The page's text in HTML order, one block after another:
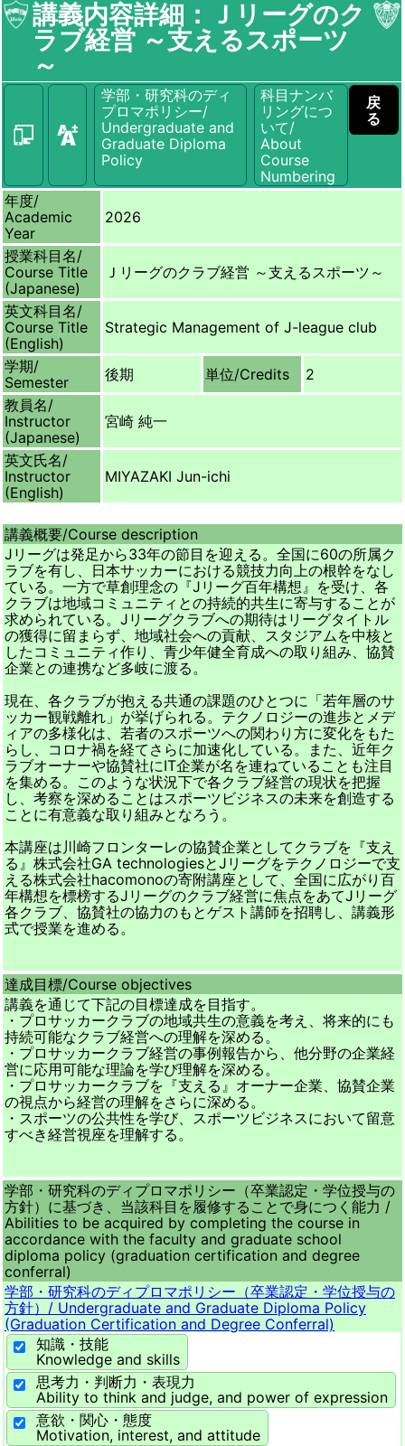
講義内容詳細：Ｊリーグのク
ラブ経営 ～支えるスポーツ
～
学部・研究科のディ
プロマポリシー/
Undergraduate and
Graduate Diploma
Policy
科目ナンバ
リングにつ
いて/
About
Course
Numbering
戻
る
年度/
Academic
Year
2026
授業科目名/
Course Title
(Japanese)
Ｊリーグのクラブ経営 ～支えるスポーツ～
英文科目名/
Course Title
(English)
Strategic Management of J-league club
学期/
Semester
後期 単位/Credits
2
教員名/
Instructor
(Japanese)
宮崎 純一
英文氏名/
Instructor
(English)
MIYAZAKI Jun-ichi
講義概要/Course description
Jリーグは発足から33年の節目を迎える。全国に60の所属ク
ラブを有し、日本サッカーにおける競技力向上の根幹をなし
ている。一方で草創理念の『Jリーグ百年構想』を受け、各
クラブは地域コミュニティとの持続的共生に寄与することが
求められている。Jリーグクラブへの期待はリーグタイトル
の獲得に留まらず、地域社会への貢献、スタジアムを中核と
したコミュニティ作り、青少年健全育成への取り組み、協賛
企業との連携など多岐に渡る。
現在、各クラブが抱える共通の課題のひとつに「若年層のサ
ッカー観戦離れ」が挙げられる。テクノロジーの進歩とメデ
ィアの多様化は、若者のスポーツへの関わり方に変化をもた
らし、コロナ禍を経てさらに加速化している。また、近年ク
ラブオーナーや協賛社にIT企業が名を連ねていることも注目
を集める。このような状況下で各クラブ経営の現状を把握
し、考察を深めることはスポーツビジネスの未来を創造する
ことに有意義な取り組みとなろう。
本講座は川崎フロンターレの協賛企業としてクラブを『支え
る』株式会社GA technologiesとJリーグをテクノロジーで支
える株式会社hacomonoの寄附講座として、全国に広がり百
年構想を標榜するJリーグのクラブ経営に焦点をあてJリーグ
各クラブ、協賛社の協力のもとゲスト講師を招聘し、講義形
式で授業を進める。
達成目標/Course objectives
講義を通じて下記の目標達成を目指す。
・プロサッカークラブの地域共生の意義を考え、将来的にも
持続可能なクラブ経営への理解を深める。
・プロサッカークラブ経営の事例報告から、他分野の企業経
営に応用可能な理論を学び理解を深める。
・プロサッカークラブを『支える』オーナー企業、協賛企業
の視点から経営の理解をさらに深める。
・スポーツの公共性を学び、スポーツビジネスにおいて留意
すべき経営視座を理解する。
学部・研究科のディプロマポリシー（卒業認定・学位授与の
方針）に基づき、当該科目を履修することで身につく能力 /
Abilities to be acquired by completing the course in
accordance with the faculty and graduate school
diploma policy (graduation certification and degree
conferral)
学部・研究科のディプロマポリシー（卒業認定・学位授与の
方針）/ Undergraduate and Graduate Diploma Policy
(Graduation Certification and Degree Conferral)
知識・技能
Knowledge and skills
思考力・判断力・表現力
Ability to think and judge, and power of expression
意欲・関心・態度
Motivation, interest, and attitude